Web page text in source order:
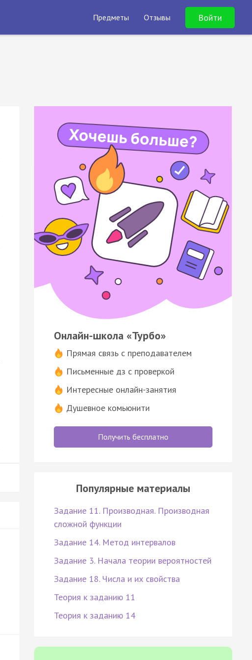
Предметы Отзывы Войти
Онлайн-школа «Турбо»
Прямая связь с преподавателем
Письменные дз с проверкой
Интересные онлайн-занятия
Душевное комьюнити
Получить бесплатно
Популярные материалы
Задание 11. Производная. Производная
сложной функции
Задание 14. Метод интервалов
Задание 3. Начала теории вероятностей
Задание 18. Числа и их свойства
Теория к заданию 11
Теория к заданию 14